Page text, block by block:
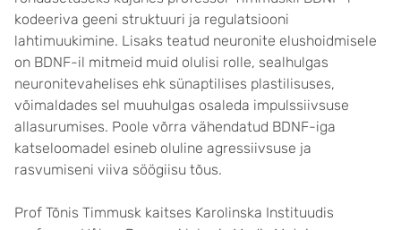
kodeeriva geeni struktuuri ja regulatsiooni
lahtimuukimine. Lisaks teatud neuronite elushoidmisele
on BDNF-il mitmeid muid olulisi rolle, sealhulgas
neuronitevahelises ehk sünaptilises plastilisuses,
võimaldades sel muuhulgas osaleda impulssiivsuse
allasurumises. Poole võrra vähendatud BDNF-iga
katseloomadel esineb oluline agressiivsuse ja
rasvumiseni viiva söögiisu tõus.
Prof Tõnis Timmusk kaitses Karolinska Instituudis